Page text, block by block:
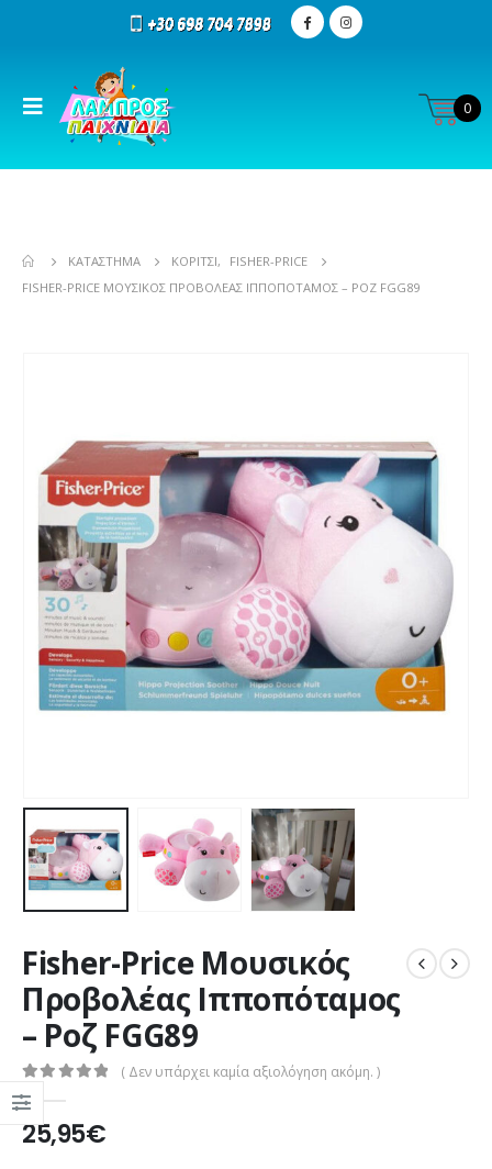
0
ΚΑΤΆΣΤΗΜΑ ΚΟΡΊΤΣΙ,
FISHER-PRICE
FISHER-PRICE ΜΟΥΣΙΚΌΣ ΠΡΟΒΟΛΈΑΣ ΙΠΠΟΠΌΤΑΜΟΣ – ΡΟΖ FGG89
Fisher-Price Μουσικός
Προβολέας Ιπποπόταμος
– Ροζ FGG89
0
( Δεν υπάρχει καμία αξιολόγηση ακόμη. )
25,95€